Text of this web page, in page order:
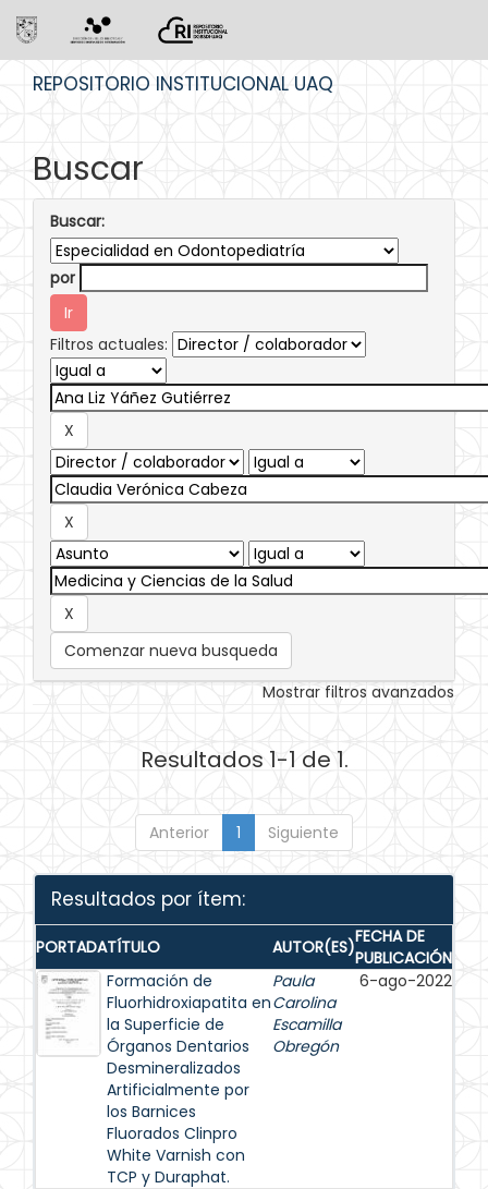
REPOSITORIO INSTITUCIONAL UAQ
Buscar
Buscar:
por
Filtros actuales:
Comenzar nueva busqueda
Mostrar filtros avanzados
Resultados 1-1 de 1.
Anterior 1 Siguiente
Resultados por ítem:
PORTADATÍTULO AUTOR(ES)FECHA DE
PUBLICACIÓN
Formación de
Fluorhidroxiapatita en
la Superficie de
Órganos Dentarios
Desmineralizados
Artificialmente por
los Barnices
Fluorados Clinpro
White Varnish con
TCP y Duraphat.
Paula
Carolina
Escamilla
Obregón
6-ago-2022